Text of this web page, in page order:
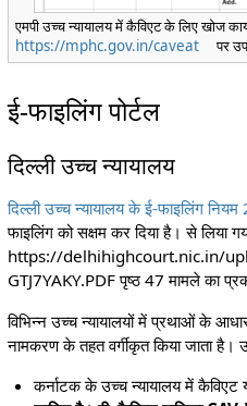
एमपी उच्च न्यायालय में कैविएट के लिए खोज
https://mphc.gov.in/caveat
पर
ई-फाइलिंग पोर्टल
दिल्ली उच्च न्यायालय
दिल्ली उच्च न्यायालय के ई-फाइलिंग
फाइलिंग को सक्षम कर दिया है। से लिया
https://delhihighcourt.nic.in/
GTJ7YAKY.PDF पृष्ठ 47 मामले का
विभिन्न उच्च न्यायालयों में प्रथाओं के
नामकरण के तहत वर्गीकृत किया जाता है।
कर्नाटक के उच्च न्यायालय में कैविएट